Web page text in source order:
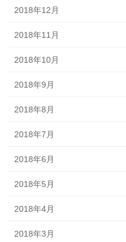
2018年12月
2018年11月
2018年10月
2018年9月
2018年8月
2018年7月
2018年6月
2018年5月
2018年4月
2018年3月